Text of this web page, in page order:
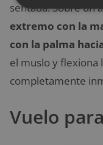
sentada. Sobre un
extremo con la
con la palma
el muslo y flexiona
completamente
Vuelo